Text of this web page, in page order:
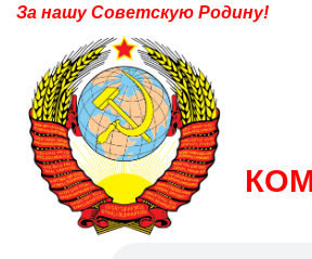
За нашу Советскую Родину!